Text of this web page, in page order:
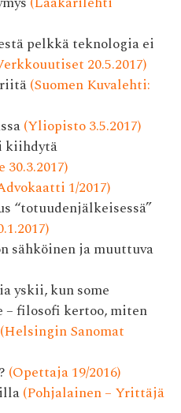
pelkkä teknologia ei
20.5.2017)
(Suomen Kuvalehti:
(Yliopisto 3.5.2017)
kiihdytä
30.3.2017)
1/2017)
“totuudenjälkeisessä”
sähköinen ja muuttuva
yskii, kun some
– filosofi kertoo, miten
Sanomat
(Opettaja 19/2016)
(Pohjalainen – Yrittäjä